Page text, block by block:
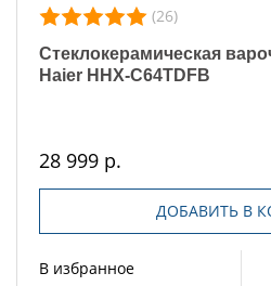
(26)
Стеклокерамическая
Haier HHX-C64TDFB
28 999 р.
ДОБАВИТЬ В
В избранное